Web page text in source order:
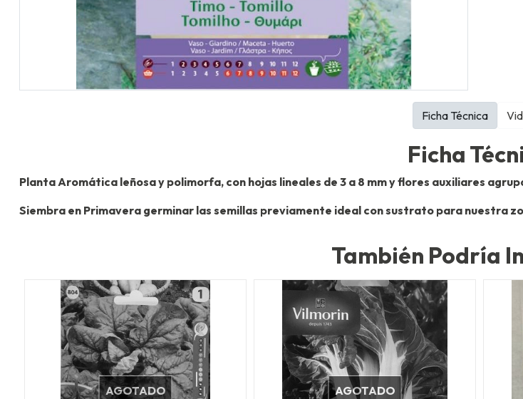
Ficha
Planta Aromática leñosa y polimorfa, con hojas lineales de 3 a 8 mm y flores auxiliares
Siembra en Primavera germinar las semillas previamente ideal con sustrato para nuestra
Ficha Técnica
También Podría
AGOTADO AGOTADO